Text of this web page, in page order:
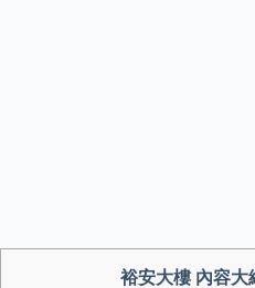
裕安大樓 內容大